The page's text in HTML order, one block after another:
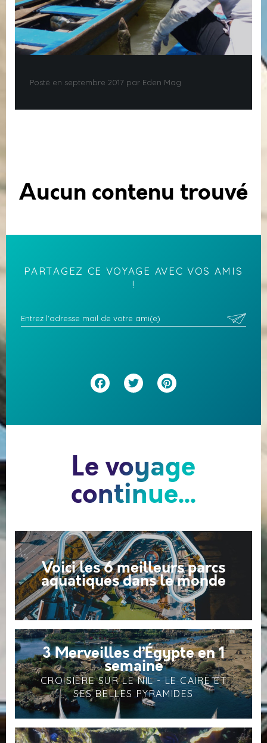
Posté en septembre 2017 par Eden Mag
Aucun contenu trouvé
PARTAGEZ CE VOYAGE AVEC VOS AMIS
!
Facebook
Twitter
Le voyage
continue...
Voici les 6 meilleurs parcs
aquatiques dans le monde
3 Merveilles d’Égypte en 1
semaine
CROISIÈRE SUR LE NIL - LE CAIRE ET
SES BELLES PYRAMIDES